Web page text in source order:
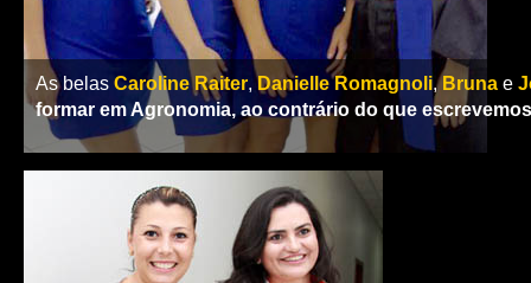
As belas Caroline Raiter,Danielle Romagnoli,Bruna e
formar em Agronomia, ao contrário do que